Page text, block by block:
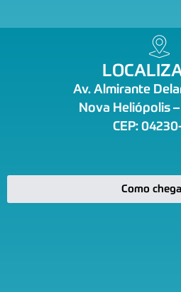
Av. Almirante
Nova Heliópolis
CEP:
Como